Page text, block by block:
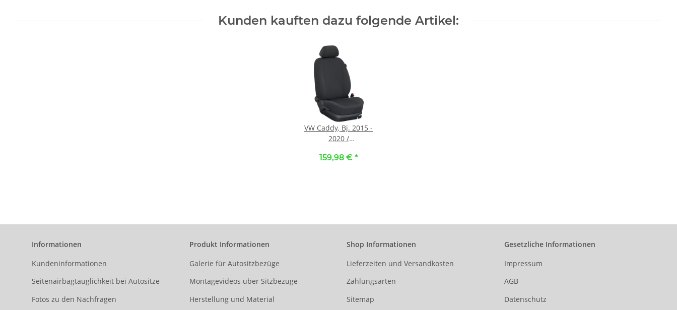
Kunden kauften dazu folgende Artikel:
VW Caddy, Bj. 2015 -
2020 /
Rücksitzbezug 2. Reihe
159,98 € *
Informationen
Kundeninformationen
Seitenairbagtauglichkeit bei Autositze
Fotos zu den Nachfragen
Produkt Informationen
Galerie für Autositzbezüge
Montagevideos über Sitzbezüge
Herstellung und Material
Shop Informationen
Lieferzeiten und Versandkosten
Zahlungsarten
Sitemap
Gesetzliche Informationen
Impressum
AGB
Datenschutz